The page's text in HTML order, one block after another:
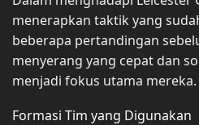
menerapkan taktik yang
beberapa pertandingan
menyerang yang cepat dan
menjadi fokus utama mereka.
Formasi Tim yang Digunakan